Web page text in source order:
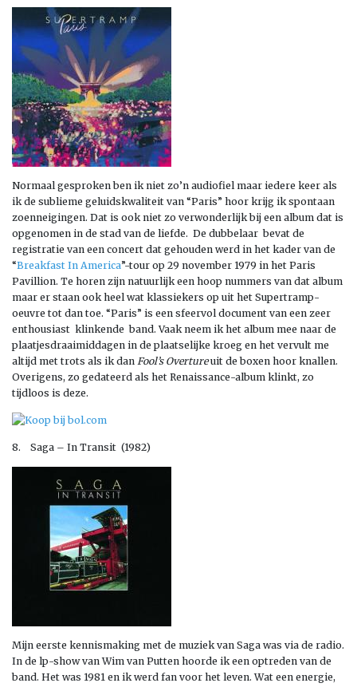
Normaal gesproken ben ik niet zo’n audiofiel maar iedere keer als
ik de sublieme geluidskwaliteit van “Paris” hoor krijg ik spontaan
zoenneigingen. Dat is ook niet zo verwonderlijk bij een album dat is
opgenomen in de stad van de liefde. De dubbelaar bevat de
registratie van een concert dat gehouden werd in het kader van de
“Breakfast In America”-tour op 29 november 1979 in het Paris
Pavillion. Te horen zijn natuurlijk een hoop nummers van dat album
maar er staan ook heel wat klassiekers op uit het Supertramp-
oeuvre tot dan toe. “Paris” is een sfeervol document van een zeer
enthousiast klinkende band. Vaak neem ik het album mee naar de
plaatjesdraaimiddagen in de plaatselijke kroeg en het vervult me
altijd met trots als ik dan Fool’s Overtureuit de boxen hoor knallen.
Overigens, zo gedateerd als het Renaissance-album klinkt, zo
tijdloos is deze.
8. Saga – In Transit (1982)
Mijn eerste kennismaking met de muziek van Saga was via de radio.
In de lp-show van Wim van Putten hoorde ik een optreden van de
band. Het was 1981 en ik werd fan voor het leven. Wat een energie,